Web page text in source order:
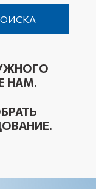
НАМ.